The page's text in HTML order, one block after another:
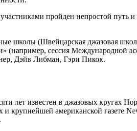
пройден непростой
школы (Швейцарская джазовая
сессия Международной
Дэйв Либман, Гэри Пикок.
лет известен в джазовых кругах
крупнейшей американской газете